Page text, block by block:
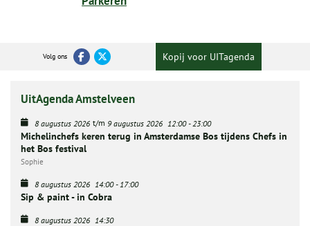
Volg ons Kopij voor UITagenda
UitAgenda Amstelveen
8 augustus 2026 t/m 9 augustus 2026 12:00-23:00
Michelinchefs keren terug in Amsterdamse Bos tijdens Chefs in
het Bos festival
Sophie
8 augustus 2026 14:00-17:00
Sip & paint - in Cobra
8 augustus 2026 14:30